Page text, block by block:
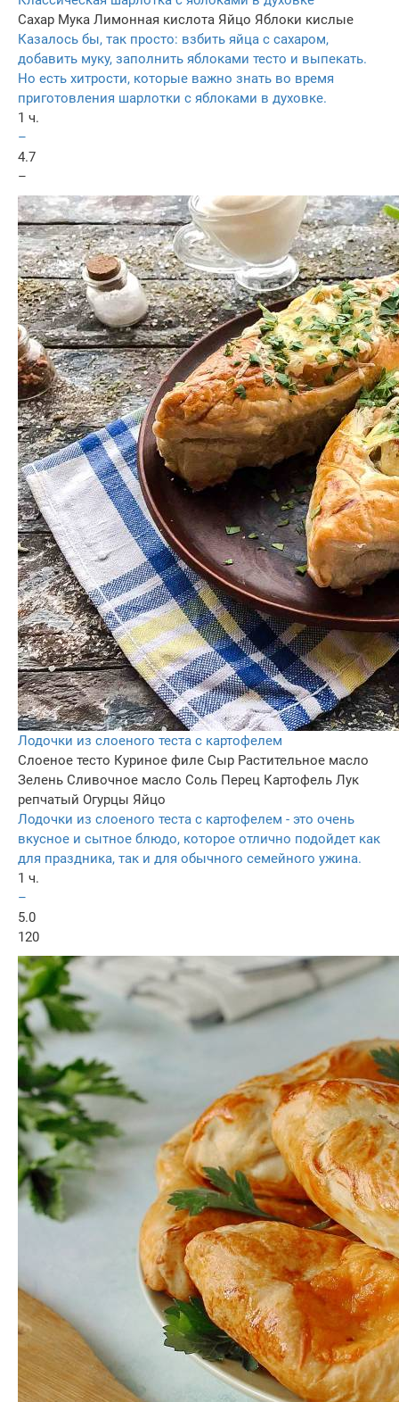
Сахар Мука Лимонная кислота Яйцо Яблоки кислые
Казалось бы, так просто: взбить яйца с сахаром,
добавить муку, заполнить яблоками тесто и выпекать.
Но есть хитрости, которые важно знать во время
приготовления шарлотки с яблоками в духовке.
1 ч.
–
4.7
–
Лодочки из слоеного теста с картофелем
Слоеное тесто Куриное филе Сыр Растительное масло
Зелень Сливочное масло Соль Перец Картофель Лук
репчатый Огурцы Яйцо
Лодочки из слоеного теста с картофелем - это очень
вкусное и сытное блюдо, которое отлично подойдет как
для праздника, так и для обычного семейного ужина.
1 ч.
–
5.0
120